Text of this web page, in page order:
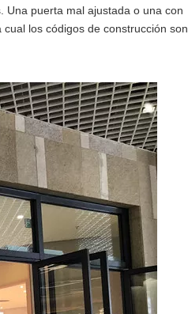
Una puerta mal ajustada o una con
los códigos de construcción son